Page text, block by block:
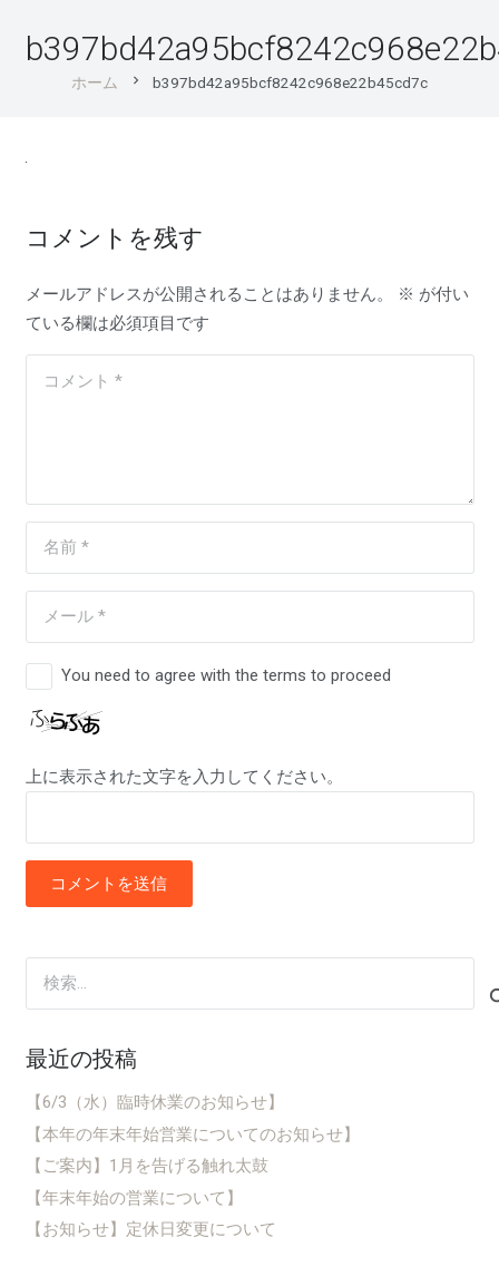
ホーム chevron_right b397bd42a95bcf8242c968e22b45cd7c
コメントを残す
メールアドレスが公開されることはありません。 ※ が付い
ている欄は必須項目です
You need to agree with the terms to proceed
上に表示された文字を入力してください。
コメントを送信
最近の投稿
【6/3（水）臨時休業のお知らせ】
【本年の年末年始営業についてのお知らせ】
【ご案内】1月を告げる触れ太鼓
【年末年始の営業について】
【お知らせ】定休日変更について